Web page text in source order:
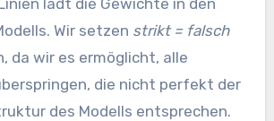
Wir setzen strikt = falsch
da wir es ermöglicht, alle
die nicht perfekt der
des Modells entsprechen.